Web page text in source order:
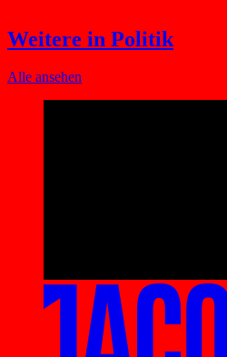
Weitere in Politik
Alle ansehen